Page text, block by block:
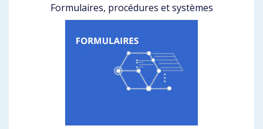
Formulaires, procédures et systèmes